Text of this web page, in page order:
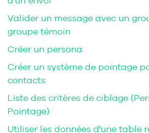
Valider un message avec un
groupe témoin
Créer un persona
Créer un système de pointage
contacts
Liste des critères de ciblage
Pointage)
Utiliser les données d'une table